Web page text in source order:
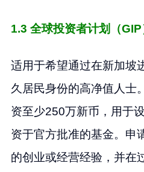
1.3 全球投资者计划（GIP
适用于希望通过在新加坡
久居民身份的高净值人士
资至少250万新币，用于
资于官方批准的基金。申
的创业或经营经验，并在